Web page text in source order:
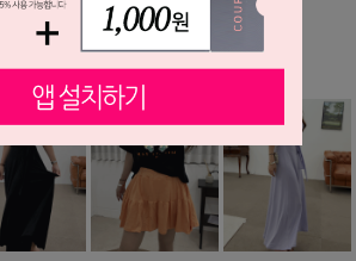
베스트 상품